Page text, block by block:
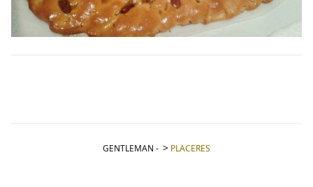
GENTLEMAN - PLACERES